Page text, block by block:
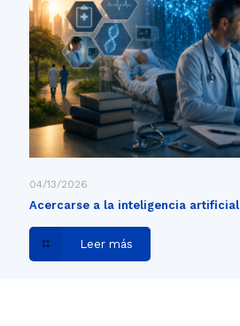
04/13/2026
Acercarse a la inteligencia artificial
Leer más